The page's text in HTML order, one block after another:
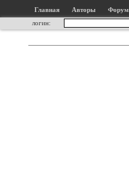
Главная Авторы
Форум
логин: